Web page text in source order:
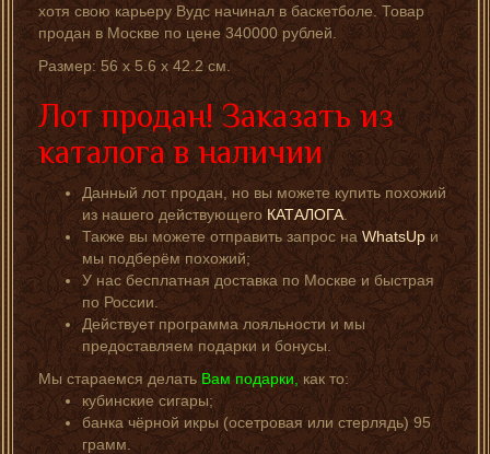
хотя свою карьеру Вудс начинал в баскетболе. Товар
продан в Москве по цене 340000 рублей.
Размер: 56 x 5.6 x 42.2 см.
Лот продан! Заказать из
каталога в наличии
Данный лот продан, но вы можете купить похожий
из нашего действующегоКАТАЛОГА.
Также вы можете отправить запрос наWhatsUpи
мы подберём похожий;
У нас бесплатная доставка по Москве и быстрая
по России.
Действует программа лояльности и мы
предоставляем подарки и бонусы.
Мы стараемся делатьВам подарки, как то:
кубинские сигары;
банка чёрной икры (осетровая или стерлядь) 95
грамм.